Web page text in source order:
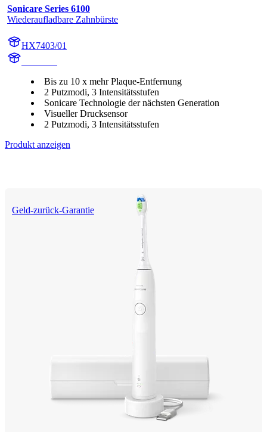
Sonicare Series 6100
Wiederaufladbare Zahnbürste
HX7403/01
Bis zu 10 x mehr Plaque-Entfernung
2 Putzmodi, 3 Intensitätsstufen
Sonicare Technologie der nächsten Generation
Visueller Drucksensor
2 Putzmodi, 3 Intensitätsstufen
Produkt anzeigen
Geld-zurück-Garantie